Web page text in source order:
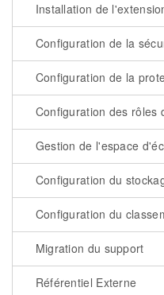
Installation de
Configuration de la
Configuration de la
Configuration des rôles
Gestion de l'espace
Configuration du
Configuration du
Migration du support
Référentiel Externe